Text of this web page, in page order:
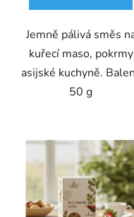
Jemně pálivá směs
kuřecí maso, pokrmy
asijské kuchyně.
50 g